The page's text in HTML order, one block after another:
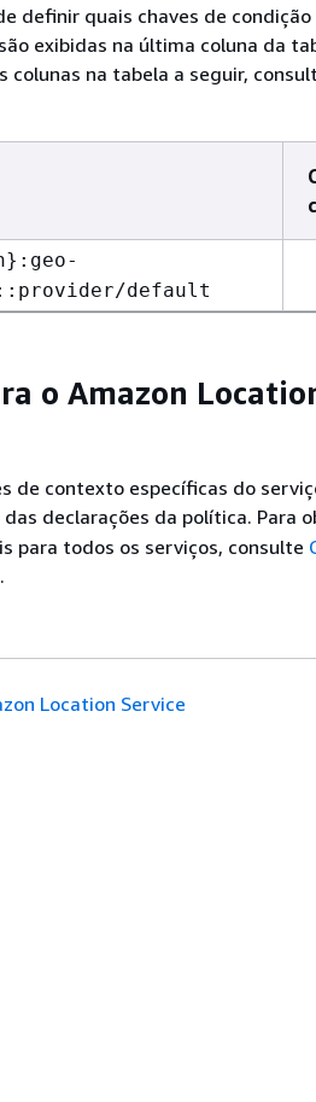
definir quais chaves de condição
exibidas na última coluna da
colunas na tabela a seguir,
default
o Amazon
de contexto específicas do
das declarações da política. Para
para todos os serviços, consulte
.
Location Service